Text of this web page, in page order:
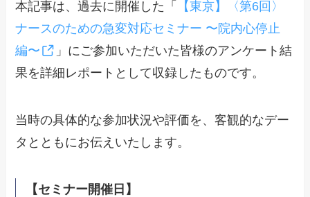
本記事は、過去に開催した「
【東京】〈第6回〉
ナースのための急変対応セミナー 〜院内心停止
編〜
」にご参加いただいた皆様のアンケート結
果を詳細レポートとして収録したものです。
当時の具体的な参加状況や評価を、客観的なデー
タとともにお伝えいたします。
【セミナー開催日】